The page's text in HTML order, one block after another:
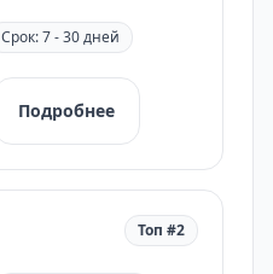
Срок: 7 - 30 дней
Подробнее
Топ #2